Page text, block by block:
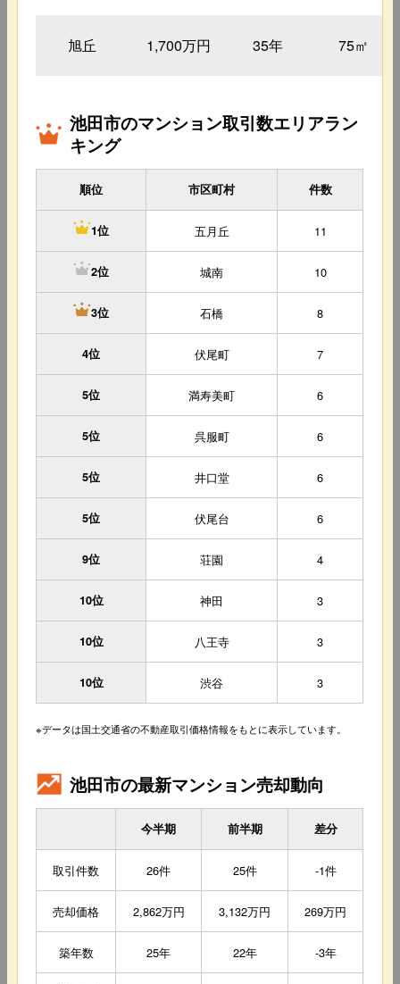
旭丘 1,700万円 35年 75㎡
池田市のマンション取引数エリアラン
キング
順位 市区町村 件数
1位 五月丘 11
2位 城南 10
3位 石橋 8
4位 伏尾町 7
5位 満寿美町 6
5位 呉服町 6
5位 井口堂 6
5位 伏尾台 6
9位 荘園 4
10位 神田 3
10位 八王寺 3
10位 渋谷 3
※データは国土交通省の不動産取引価格情報をもとに表示しています。
池田市の最新マンション売却動向
今半期 前半期 差分
取引件数 26件 25件 -1件
売却価格 2,862万円 3,132万円 269万円
築年数 25年 22年 -3年